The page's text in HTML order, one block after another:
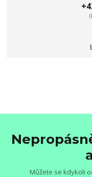
Můžete se kdykoli